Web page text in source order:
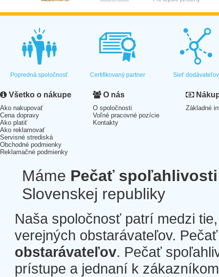
Popredná spoločnosť Certifikovaný partner Sieť dodávateľov
Všetko o nákupe
Ako nakupovať
Cena dopravy
Ako platiť
Ako reklamovať
Servisné strediská
Obchodné podmienky
Reklamačné podmienky
O nás
O spoločnosti
Voľné pracovné pozície
Kontakty
Základné
Máme Pečať spoľahlivosti
Slovenskej republiky
Naša spoločnosť patrí medzi
verejných obstarávateľov.
obstarávateľov. Pečať
prístupe a jednaní k